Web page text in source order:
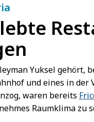
Yuksel gehört,
und eines in der
waren bereits
Raumklima zu